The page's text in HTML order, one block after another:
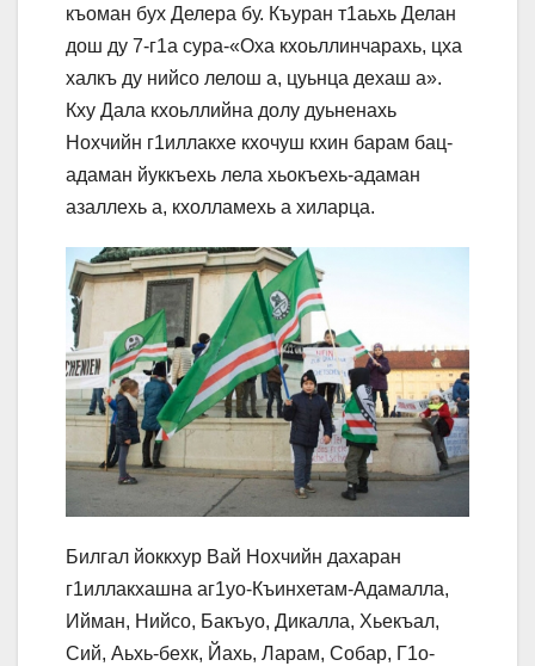
къоман бух Делера бу. Къуран т1аьхь Делан
дош ду 7-г1а сура-«Оха кхоьллинчарахь, цха
халкъ ду нийсо лелош а, цуьнца дехаш а».
Кху Дала кхоьллийна долу дуьненахь
Нохчийн г1иллакхе кхочуш кхин барам бац-
адаман йуккъехь лела хьокъехь-адаман
азаллехь а, кхолламехь а хиларца.
Билгал йоккхур Вай Нохчийн дахаран
г1иллакхашна аг1уо-Къинхетам-Адамалла,
Ийман, Нийсо, Бакъуо, Дикалла, Хьекъал,
Сий, Аьхь-бехк, Йахь, Ларам, Собар, Г1о-